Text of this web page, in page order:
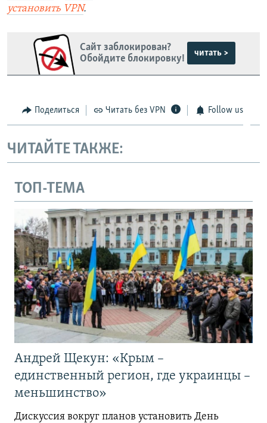
установить VPN.
Сайт заблокирован?
Обойдите блокировку!
читать >
Поделиться Читать без VPN Follow us
ЧИТАЙТЕ ТАКЖЕ:
ТОП-ТЕМА
Андрей Щекун: «Крым –
единственный регион, где украинцы –
меньшинство»
Дискуссия вокруг планов установить День